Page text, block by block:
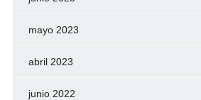
mayo 2023
abril 2023
junio 2022